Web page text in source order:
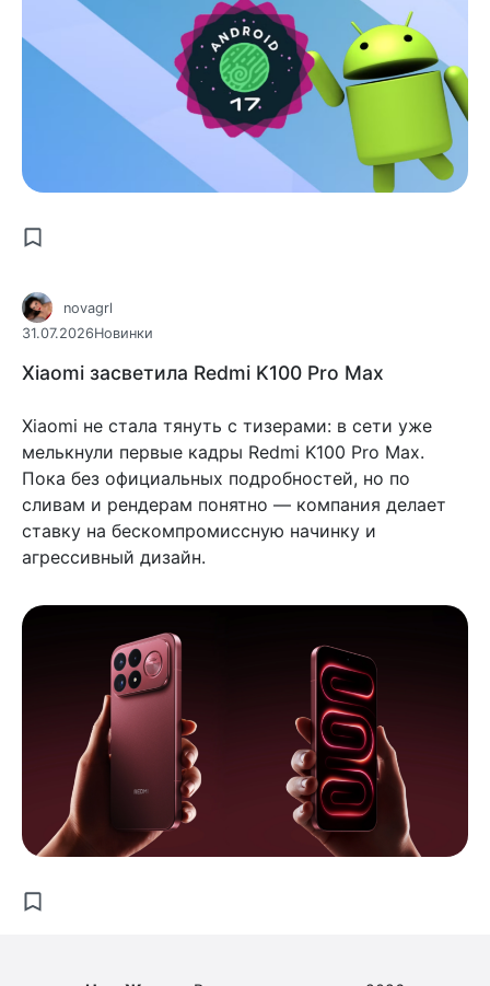
novagrl
31.07.2026Новинки
Xiaomi засветила Redmi K100 Pro Max
Xiaomi не стала тянуть с тизерами: в сети уже
мелькнули первые кадры Redmi K100 Pro Max.
Пока без официальных подробностей, но по
сливам и рендерам понятно — компания делает
ставку на бескомпромиссную начинку и
агрессивный дизайн.